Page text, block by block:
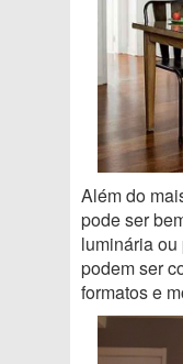
Além do
pode ser
luminária
podem ser
formatos e